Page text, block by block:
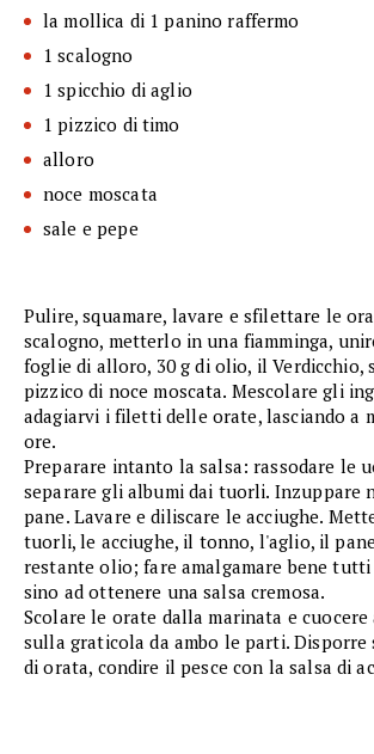
la mollica di 1 panino raffermo
1 scalogno
1 spicchio di aglio
1 pizzico di timo
alloro
noce moscata
sale e pepe
Pulire, squamare, lavare e sfilettare le
scalogno, metterlo in una fiamminga,
foglie di alloro, 30 g di olio, il Verdicchio,
pizzico di noce moscata. Mescolare gli
adagiarvi i filetti delle orate, lasciando a
ore.
Preparare intanto la salsa: rassodare le
separare gli albumi dai tuorli. Inzuppare
pane. Lavare e diliscare le acciughe.
tuorli, le acciughe, il tonno, l'aglio, il
restante olio; fare amalgamare bene
sino ad ottenere una salsa cremosa.
Scolare le orate dalla marinata e
sulla graticola da ambo le parti.
di orata, condire il pesce con la salsa di